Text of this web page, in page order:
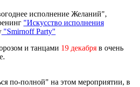
исполнение Желаний",
"Искусство исполнения
"Smirnoff Party"
и танцами 19 декабря в очень
по-полной" на этом мероприятии, в